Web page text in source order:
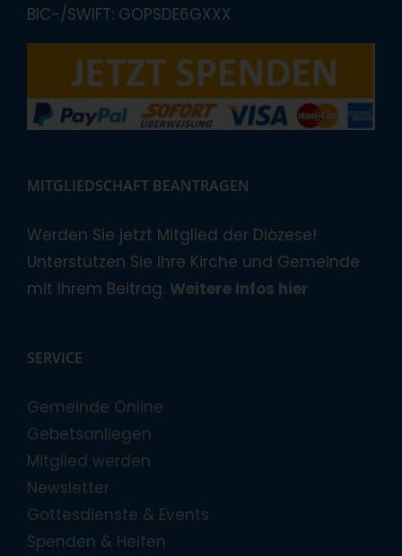
BIC-/SWIFT: GOPSDE6GXXX
MITGLIEDSCHAFT BEANTRAGEN
Werden Sie jetzt Mitglied der Diözese!
Unterstützen Sie Ihre Kirche und Gemeinde
mit Ihrem Beitrag. Weitere Infos hier
SERVICE
Gemeinde Online
Gebetsanliegen
Mitglied werden
Newsletter
Gottesdienste & Events
Spenden & Helfen